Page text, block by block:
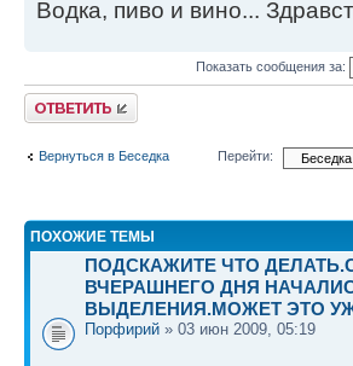
Водка, пиво и вино...
Показать сообщения за:
Ответить
Вернуться в Беседка Перейти:
ПОХОЖИЕ ТЕМЫ
ПОДСКАЖИТЕ ЧТО
ВЧЕРАШНЕГО ДНЯ
ВЫДЕЛЕНИЯ.МОЖЕТ ЭТО
Порфирий » 03 июн 2009, 05:19